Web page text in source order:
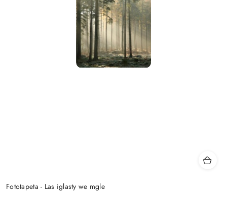
Fototapeta - Las iglasty we mgle